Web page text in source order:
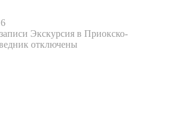
Экскурсия в Приокско-
отключены